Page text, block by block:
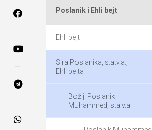
Poslanik i Ehli bejt
Ehli bejt
Sira Poslanika, s.a.v.a., i
Ehli bejta
Božiji Poslanik
Muhammed, s.a.v.a.